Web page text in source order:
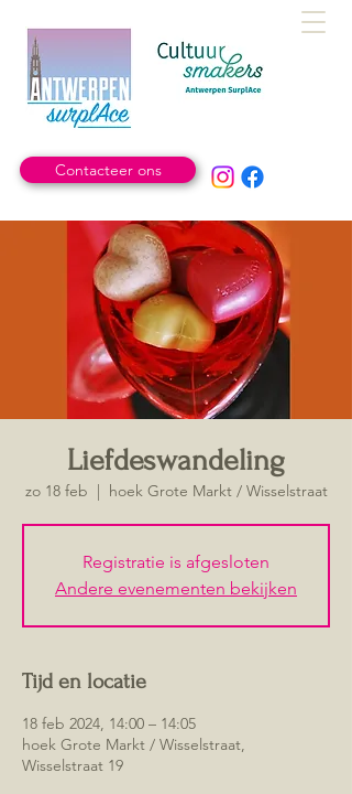
Contacteer ons
Liefdeswandeling
zo 18 feb
  |
hoek Grote Markt / Wisselstraat
Registratie is afgesloten
Andere evenementen bekijken
Tijd en locatie
18 feb 2024, 14:00 – 14:05
hoek Grote Markt / Wisselstraat,
Wisselstraat 19